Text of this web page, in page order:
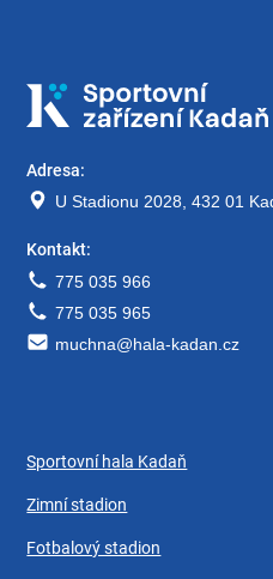
Adresa:
U Stadionu 2028, 432 01
Kontakt:
775 035 966
775 035 965
muchna@hala-kadan.cz
Sportovní hala Kadaň
Zimní stadion
Fotbalový stadion